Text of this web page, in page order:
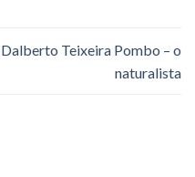
Dalberto Teixeira Pombo – o
naturalista